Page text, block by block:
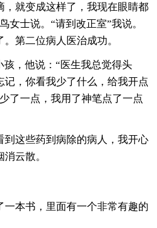
，就变成这样了，我现在眼睛都
女士说。“请到改正室”我说。
第二位病人医治成功。
孩，他说：“医生我总觉得头
记，你看我少了什么，给我开点
了一点，我用了神笔点了一点
到这些药到病除的病人，我开心
云散。
一本书，里面有一个非常有趣的